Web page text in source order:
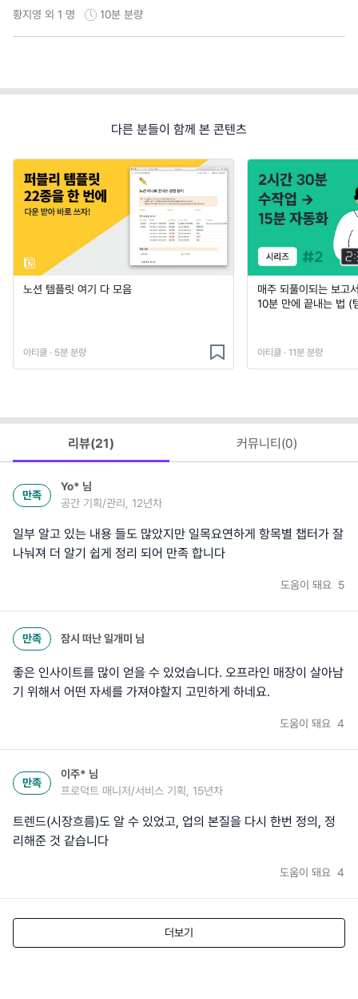
황지영 외 1 명 10분 분량
다른 분들이 함께 본 콘텐츠
노션 템플릿 여기 다 모음
아티클 · 5분 분량
매주 되풀이되는 보고
10분 만에 끝내는 법 (
아티클 · 11분 분량
리뷰(21) 커뮤니티(0)
만족
Yo* 님
공간 기획/관리, 12년차
일부 알고 있는 내용 들도 많았지만 일목요연하게 항목별 챕터가 잘
나눠져 더 알기 쉽게 정리 되어 만족 합니다
도움이 돼요 5
만족 잠시 떠난 일개미 님
좋은 인사이트를 많이 얻을 수 있었습니다. 오프라인 매장이 살아남
기 위해서 어떤 자세를 가져야할지 고민하게 하네요.
도움이 돼요 4
만족
이주* 님
프로덕트 매니저/서비스 기획, 15년차
트렌드(시장흐름)도 알 수 있었고, 업의 본질을 다시 한번 정의, 정
리해준 것 같습니다
도움이 돼요 4
더보기